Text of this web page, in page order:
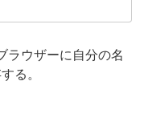
ラウザーに自分の名
る。